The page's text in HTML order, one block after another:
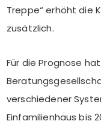
Treppe“ erhöht die
zusätzlich.
Für die Prognose
verschiedener
Einfamilienhaus bis